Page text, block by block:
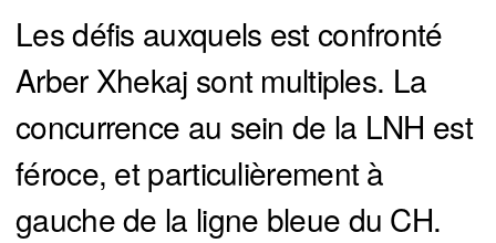
Les défis auxquels est confronté
Arber Xhekaj sont multiples. La
concurrence au sein de la LNH est
féroce, et particulièrement à
gauche de la ligne bleue du CH.